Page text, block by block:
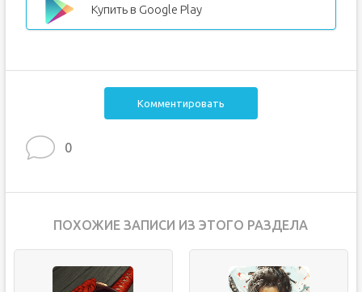
Купить в Google Play
Комментировать
0
ПОХОЖИЕ ЗАПИСИ ИЗ ЭТОГО РАЗДЕЛА